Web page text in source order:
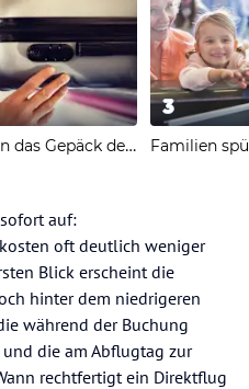
Wenn das Gepäck den Anschluss verpasst
3
auf:
oft deutlich weniger
Blick erscheint die
hinter dem niedrigeren
während der Buchung
die am Abflugtag zur
rechtfertigt ein Direktflug